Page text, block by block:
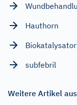
Hauthorn
Biokatalysator
subfebril
Weitere Artikel